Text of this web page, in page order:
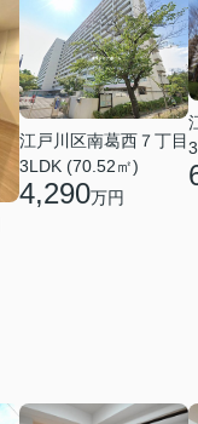
江戸川区南葛西７丁目
3LDK (70.52㎡)
4,290万円